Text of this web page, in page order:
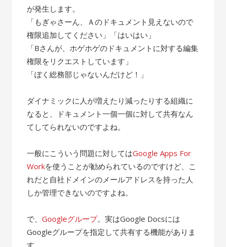
が発生します。
「もぎゃさーん、Ａのドキュメント見えないので
権限追加してください」「はいはい」
「Bさんが、ホゲホゲのドキュメントに対する編集
権限をリクエストしています」
「ぼく総務部じゃないんだけど！」
ダイナミックに人が増えたり減ったりする組織に
なると、ドキュメント一個一個に対して共有なん
てしてられないのですよね。
一般にこういう問題に対してはGoogle Apps For
Workを使うことが勧められているのですけど、こ
れだと自社ドメインのメールアドレスを持った人
しか管理できないのですよね。
で、Googleグループ。実はGoogle Docsには
Googleグループを指定して共有する機能がありま
す。